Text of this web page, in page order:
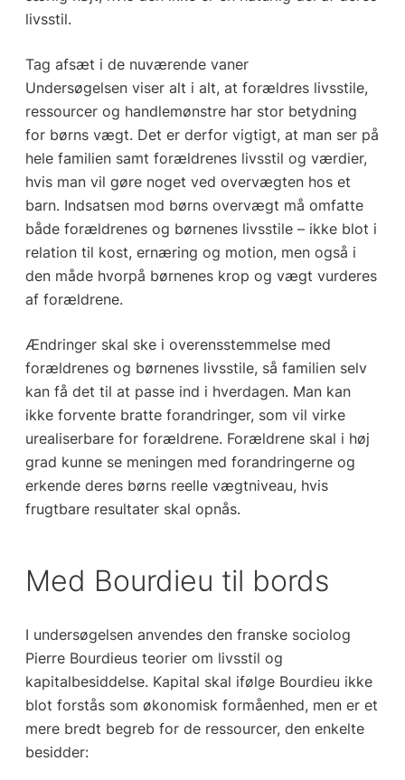
livsstil.
Tag afsæt i de nuværende vaner
Undersøgelsen viser alt i alt, at forældres livsstile,
ressourcer og handlemønstre har stor betydning
for børns vægt. Det er derfor vigtigt, at man ser på
hele familien samt forældrenes livsstil og værdier,
hvis man vil gøre noget ved overvægten hos et
barn. Indsatsen mod børns overvægt må omfatte
både forældrenes og børnenes livsstile – ikke blot i
relation til kost, ernæring og motion, men også i
den måde hvorpå børnenes krop og vægt vurderes
af forældrene.
Ændringer skal ske i overensstemmelse med
forældrenes og børnenes livsstile, så familien selv
kan få det til at passe ind i hverdagen. Man kan
ikke forvente bratte forandringer, som vil virke
urealiserbare for forældrene. Forældrene skal i høj
grad kunne se meningen med forandringerne og
erkende deres børns reelle vægtniveau, hvis
frugtbare resultater skal opnås.
Med Bourdieu til bords
I undersøgelsen anvendes den franske sociolog
Pierre Bourdieus teorier om livsstil og
kapitalbesiddelse. Kapital skal ifølge Bourdieu ikke
blot forstås som økonomisk formåenhed, men er et
mere bredt begreb for de ressourcer, den enkelte
besidder: